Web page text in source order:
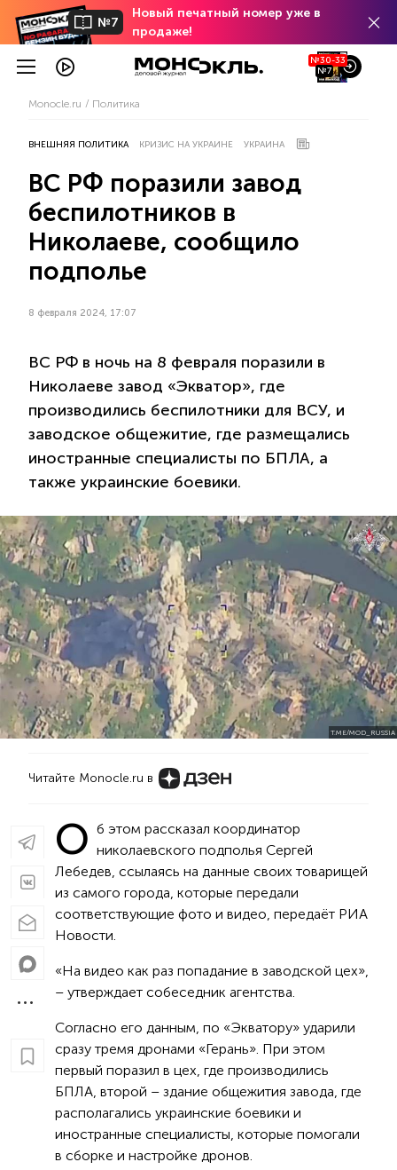
№7
Новый печатный номер уже в
продаже!
№30-33
№7
Monocle.ru Политика
ВНЕШНЯЯ ПОЛИТИКА КРИЗИС НА УКРАИНЕ УКРАИНА
ВС РФ поразили завод
беспилотников в
Николаеве, сообщило
подполье
8 февраля 2024, 17:07
ВС РФ в ночь на 8 февраля поразили в
Николаеве завод «Экватор», где
производились беспилотники для ВСУ, и
заводское общежитие, где размещались
иностранные специалисты по БПЛА, а
также украинские боевики.
T.ME/MOD_RUSSIA
Читайте Monocle.ru в
О б этом рассказал координатор
николаевского подполья Сергей
Лебедев, ссылаясь на данные своих товарищей
из самого города, которые передали
соответствующие фото и видео, передаёт РИА
Новости.
«На видео как раз попадание в заводской цех»,
– утверждает собеседник агентства.
Согласно его данным, по «Экватору» ударили
сразу тремя дронами «Герань». При этом
первый поразил в цех, где производились
БПЛА, второй – здание общежития завода, где
располагались украинские боевики и
иностранные специалисты, которые помогали
в сборке и настройке дронов.